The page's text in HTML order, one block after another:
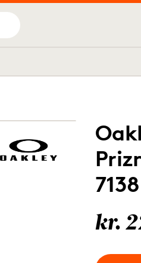
7138
kr.